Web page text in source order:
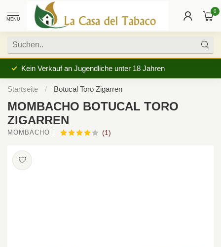
MENU
0
Kein Verkauf an Jugendliche unter 18 Jahren
Startseite / Botucal Toro Zigarren
MOMBACHO BOTUCAL TORO
ZIGARREN
MOMBACHO (1)